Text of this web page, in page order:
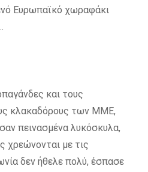
Ευρωπαϊκό χωραφάκι
και τους
κλακαδόρους των ΜΜΕ,
πεινασμένα λυκόσκυλα,
χρεώνονται με τις
δεν ήθελε πολύ, έσπασε